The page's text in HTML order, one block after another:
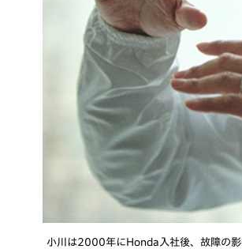
小川は2000年にHonda入社後、故障の